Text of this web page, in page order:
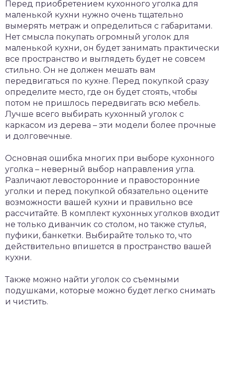
Перед приобретением кухонного уголка для
маленькой кухни нужно очень тщательно
вымерять метраж и определиться с габаритами.
Нет смысла покупать огромный уголок для
маленькой кухни, он будет занимать практически
все пространство и выглядеть будет не совсем
стильно. Он не должен мешать вам
передвигаться по кухне. Перед покупкой сразу
определите место, где он будет стоять, чтобы
потом не пришлось передвигать всю мебель.
Лучше всего выбирать кухонный уголок с
каркасом из дерева – эти модели более прочные
и долговечные.
Основная ошибка многих при выборе кухонного
уголка – неверный выбор направления угла.
Различают левосторонние и правосторонние
уголки и перед покупкой обязательно оцените
возможности вашей кухни и правильно все
рассчитайте. В комплект кухонных уголков входит
не только диванчик со столом, но также стулья,
пуфики, банкетки. Выбирайте только то, что
действительно впишется в пространство вашей
кухни.
Также можно найти уголок со съемными
подушками, которые можно будет легко снимать
и чистить.